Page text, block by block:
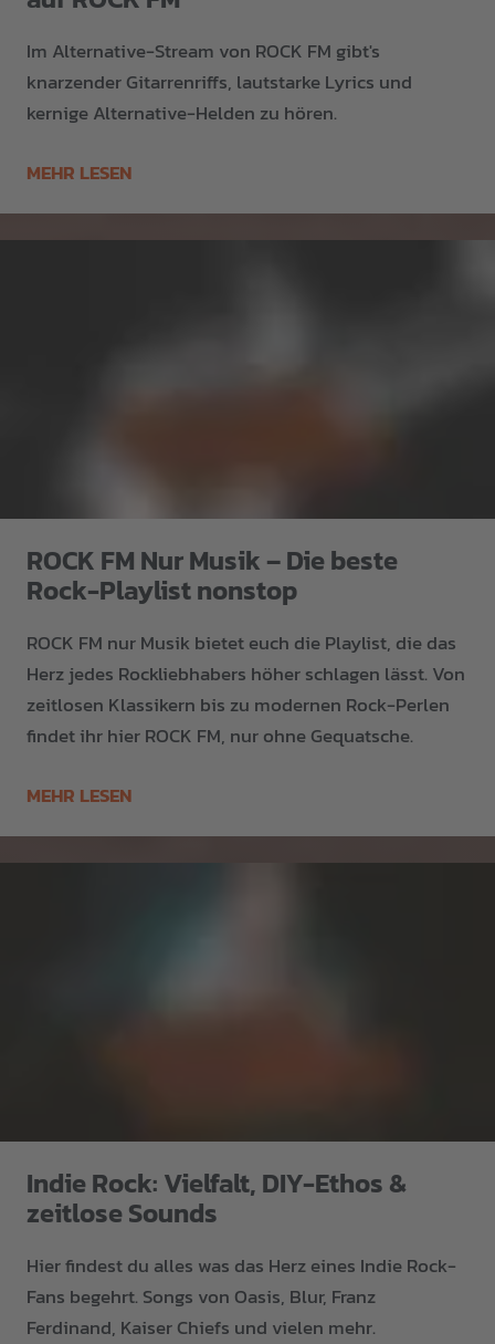
Im Alternative-Stream von ROCK FM gibt's
knarzender Gitarrenriffs, lautstarke Lyrics und
kernige Alternative-Helden zu hören.
MEHR LESEN
ROCK FM Nur Musik – Die beste
Rock-Playlist nonstop
ROCK FM nur Musik bietet euch die Playlist, die das
Herz jedes Rockliebhabers höher schlagen lässt. Von
zeitlosen Klassikern bis zu modernen Rock-Perlen
findet ihr hier ROCK FM, nur ohne Gequatsche.
MEHR LESEN
Indie Rock: Vielfalt, DIY-Ethos &
zeitlose Sounds
Hier findest du alles was das Herz eines Indie Rock-
Fans begehrt. Songs von Oasis, Blur, Franz
Ferdinand, Kaiser Chiefs und vielen mehr.